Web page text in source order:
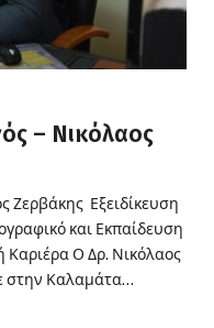
– Νικόλαος
Ζερβάκης Εξειδίκευση
και Εκπαίδευση
Καριέρα Ο Δρ. Νικόλαος
στην Καλαμάτα…